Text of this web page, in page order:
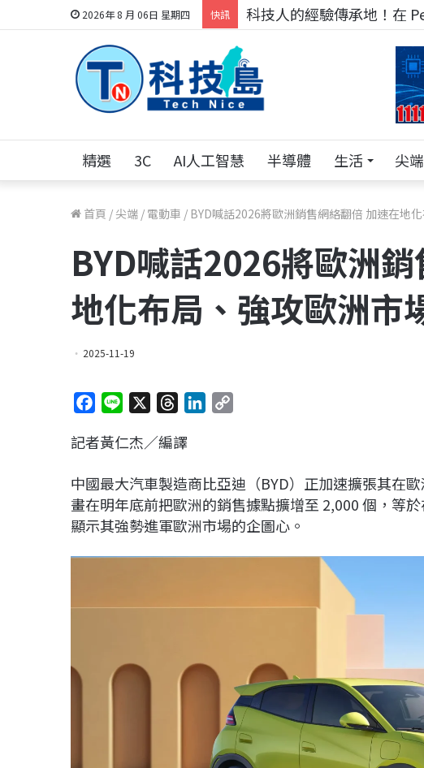
2026年 8 月 06日 星期四 快訊 科技人的經驗傳承地！在
精選 3C AI人工智慧 半導體 生活 尖端
首頁 /尖端 / 電動車 / BYD喊話2026將歐洲銷售網絡翻倍 加速在地
BYD喊話2026將歐洲
地化布局、強攻歐洲市
2025-11-19
c
b
o
o
n
r
a
d
s
e
d
I
L
i
n
記者黃仁杰／編譯
中國最大汽車製造商比亞迪（BYD）正加速擴張其在
畫在明年底前把歐洲的銷售據點擴增至 2,000個，等
顯示其強勢進軍歐洲市場的企圖心。